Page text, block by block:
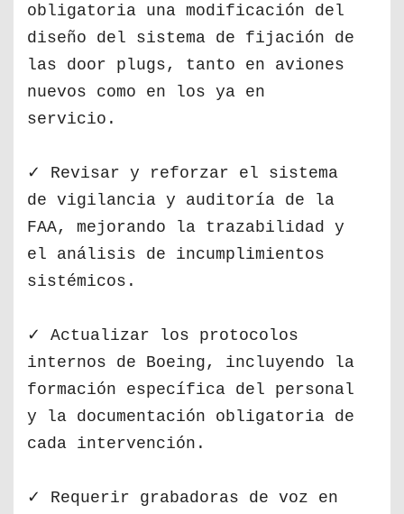
obligatoria una modificación del
diseño del sistema de fijación de
las door plugs, tanto en aviones
nuevos como en los ya en
servicio.
✓ Revisar y reforzar el sistema
de vigilancia y auditoría de la
FAA, mejorando la trazabilidad y
el análisis de incumplimientos
sistémicos.
✓ Actualizar los protocolos
internos de Boeing, incluyendo la
formación específica del personal
y la documentación obligatoria de
cada intervención.
✓ Requerir grabadoras de voz en